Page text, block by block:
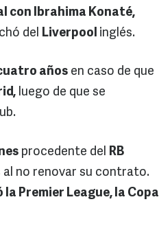
con Ibrahima Konaté,
del Liverpool inglés.
años en caso de que
luego de que se
procedente del RB
al no renovar su contrato.
Premier League, la Copa